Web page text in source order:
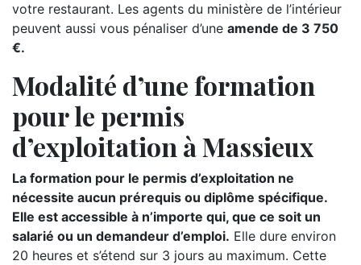
votre restaurant. Les agents du ministère de l’intérieur
peuvent aussi vous pénaliser d’une amende de 3 750
€.
Modalité d’une formation
pour le permis
d’exploitation à Massieux
La formation pour le permis d’exploitation ne
nécessite aucun prérequis ou diplôme spécifique.
Elle est accessible à n’importe qui, que ce soit un
salarié ou un demandeur d’emploi. Elle dure environ
20 heures et s’étend sur 3 jours au maximum. Cette